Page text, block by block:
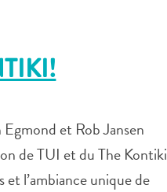
et Rob Jansen
de TUI et du The Kontiki
l’ambiance unique de